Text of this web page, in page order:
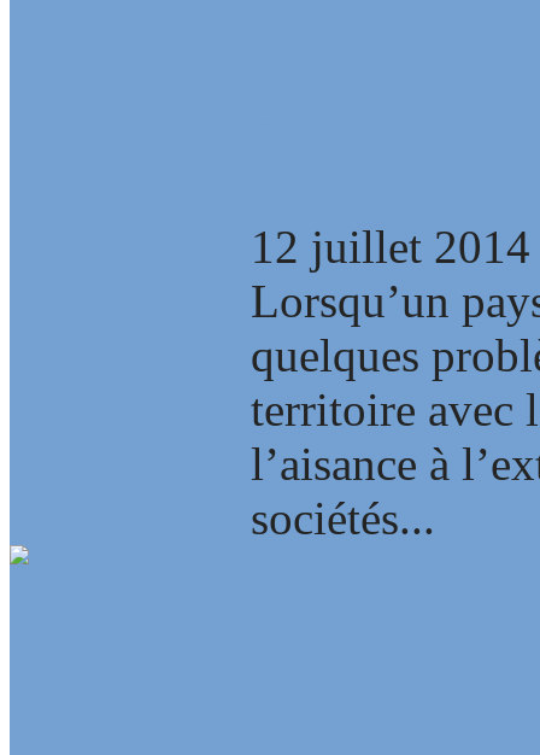
12 juillet 2014
Lorsqu’un
quelques
territoire avec
l’aisance à
sociétés...